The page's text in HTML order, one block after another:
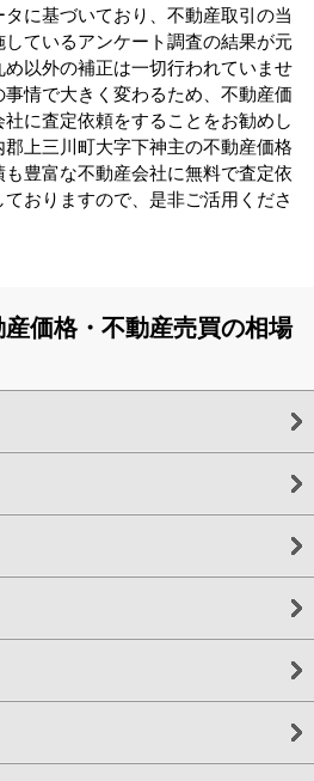
に基づいており、不動産取引の当
ているアンケート調査の結果が元
以外の補正は一切行われていませ
情で大きく変わるため、不動産価
に査定依頼をすることをお勧めし
上三川町大字下神主の不動産価格
豊富な不動産会社に無料で査定依
おりますので、是非ご活用くださ
価格・不動産売買の相場